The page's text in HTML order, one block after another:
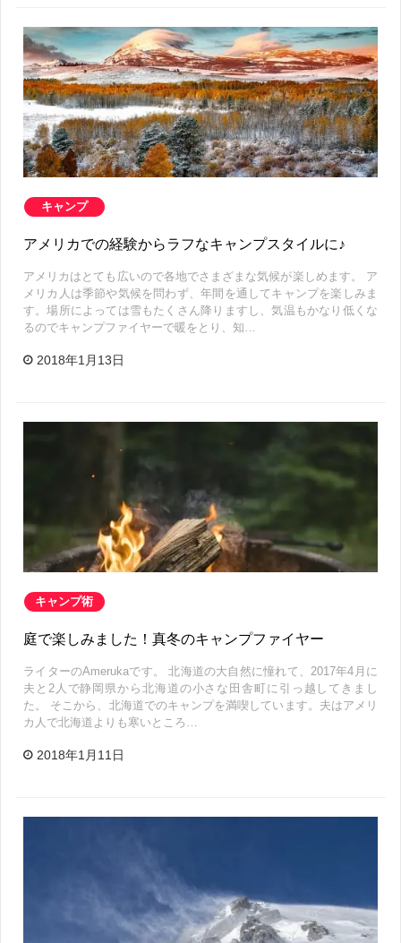
キャンプ
アメリカでの経験からラフなキャンプスタイルに♪
アメリカはとても広いので各地でさまざまな気候が楽しめます。 ア
メリカ人は季節や気候を問わず、年間を通してキャンプを楽しみま
す。場所によっては雪もたくさん降りますし、気温もかなり低くな
るのでキャンプファイヤーで暖をとり、知…
2018年1月13日
キャンプ術
庭で楽しみました！真冬のキャンプファイヤー
ライターのAmerukaです。 北海道の大自然に憧れて、2017年4月に
夫と2人で静岡県から北海道の小さな田舎町に引っ越してきまし
た。 そこから、北海道でのキャンプを満喫しています。夫はアメリ
カ人で北海道よりも寒いところ…
2018年1月11日